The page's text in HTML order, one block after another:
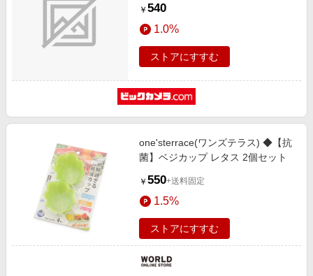
￥ 540
1.0%
ストアにすすむ
one'sterrace(ワンズテラス) ◆【抗
菌】ベジカップ レタス 2個セット
￥ 550+送料固定
1.5%
ストアにすすむ